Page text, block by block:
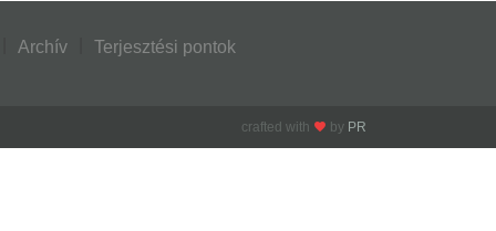
Archív Terjesztési pontok
crafted with by PR